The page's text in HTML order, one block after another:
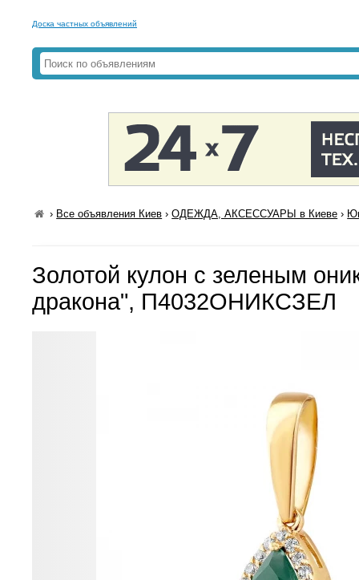
Доска частных объявлений
› Все объявления Киев ›ОДЕЖДА, АКСЕССУАРЫ в Киеве ›
Золотой кулон с зеленым
дракона", П4032ОНИКСЗЕЛ